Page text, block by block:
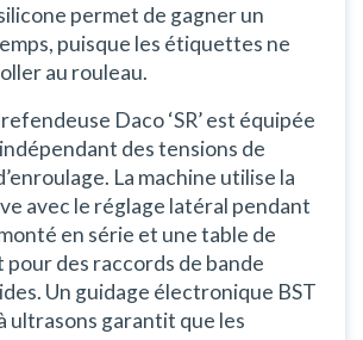
permet de gagner un
puisque les étiquettes ne
au rouleau.
Daco ‘SR’ est équipée
des tensions de
La machine utilise la
avec le réglage latéral pendant
en série et une table de
des raccords de bande
Un guidage électronique BST
ultrasons garantit que les